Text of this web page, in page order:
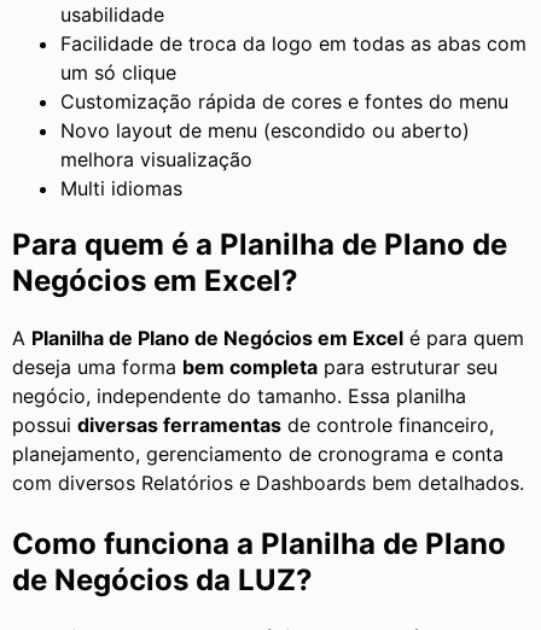
usabilidade
Facilidade de troca da logo em todas as abas com
um só clique
Customização rápida de cores e fontes do menu
Novo layout de menu (escondido ou aberto)
melhora visualização
Multi idiomas
Para quem é a Planilha de Plano de
Negócios em Excel?
A Planilha de Plano de Negócios em Excel é para quem
deseja uma forma bem completa para estruturar seu
negócio, independente do tamanho. Essa planilha
possui diversas ferramentas de controle financeiro,
planejamento, gerenciamento de cronograma e conta
com diversos Relatórios e Dashboards bem detalhados.
Como funciona a Planilha de Plano
de Negócios da LUZ?